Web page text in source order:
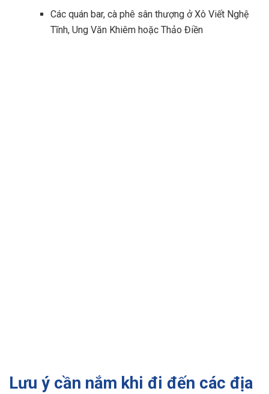
Các quán bar, cà phê sân thượng ở Xô Viết Nghệ
Tĩnh, Ung Văn Khiêm hoặc Thảo Điền
Lưu ý cần nắm khi đi đến các địa